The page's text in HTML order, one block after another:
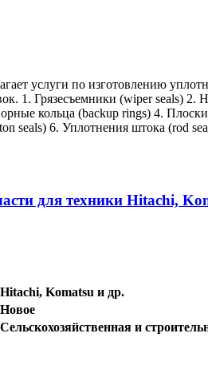
услуги по изготовлению
1. Грязесъемники (wiper seals) 2.
кольца (backup rings) 4.
seals) 6. Уплотнения штока (rod
для техники Hitachi,
Hitachi, Komatsu и др.
Новое
Сельскохозяйственная и